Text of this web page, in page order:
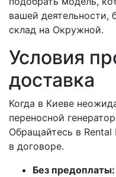
вашей деятельности,
склад на Окружной.
Условия
доставка
Когда в Киеве
переносной
Обращайтесь в
в договоре.
Без предоплаты: